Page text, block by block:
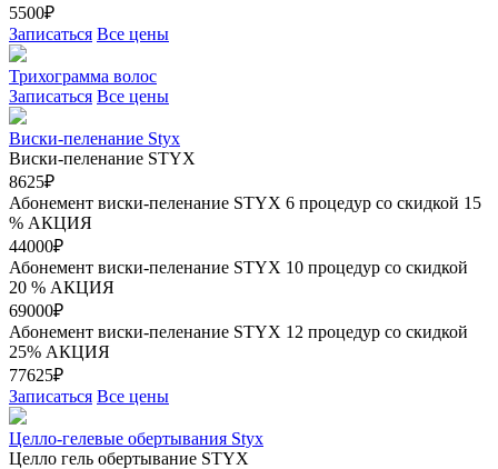
5500₽
Записаться Все цены
Трихограмма волос
Записаться Все цены
Виски-пеленание Styx
Виски-пеленание STYX
8625₽
Абонемент виски-пеленание STYX 6 процедур со скидкой 15
% АКЦИЯ
44000₽
Абонемент виски-пеленание STYX 10 процедур со скидкой
20 % АКЦИЯ
69000₽
Абонемент виски-пеленание STYX 12 процедур со скидкой
25% АКЦИЯ
77625₽
Записаться Все цены
Целло-гелевые обертывания Styx
Целло гель обертывание STYX